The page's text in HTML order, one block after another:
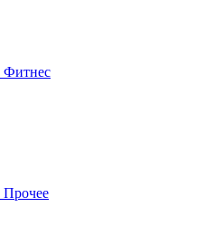
Фитнес
Прочее